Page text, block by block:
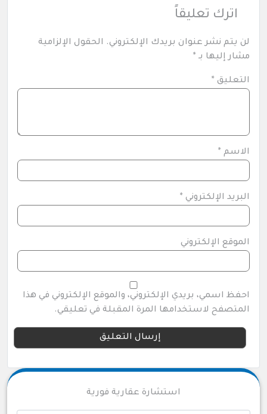
اترك تعليقاً
لن يتم نشر عنوان بريدك الإلكتروني. الحقول الإلزامية
مشار إليها بـ *
التعليق *
الاسم *
البريد الإلكتروني *
الموقع الإلكتروني
احفظ اسمي، بريدي الإلكتروني، والموقع الإلكتروني في هذا
المتصفح لاستخدامها المرة المقبلة في تعليقي.
استشارة عقارية فورية